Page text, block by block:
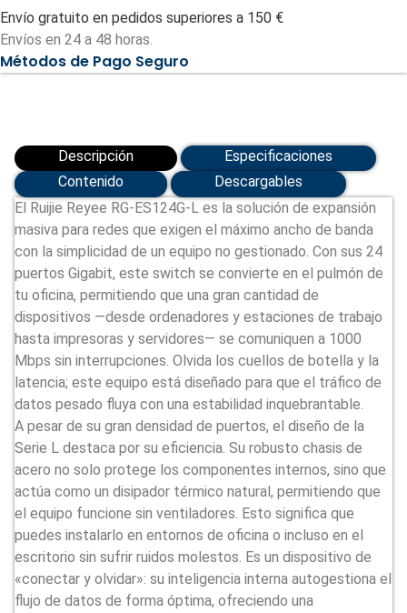
(RG-
ES124G-
L)
cantidad
Envío gratuito en pedidos superiores a 150 €
Envíos en 24 a 48 horas.
Métodos de Pago Seguro
Descripción
Especificaciones
Contenido
Descargables
El Ruijie Reyee RG-ES124G-L es la solución de expansión
masiva para redes que exigen el máximo ancho de banda
con la simplicidad de un equipo no gestionado. Con sus 24
puertos Gigabit, este switch se convierte en el pulmón de
tu oficina, permitiendo que una gran cantidad de
dispositivos —desde ordenadores y estaciones de trabajo
hasta impresoras y servidores— se comuniquen a 1000
Mbps sin interrupciones. Olvida los cuellos de botella y la
latencia; este equipo está diseñado para que el tráfico de
datos pesado fluya con una estabilidad inquebrantable.
A pesar de su gran densidad de puertos, el diseño de la
Serie L destaca por su eficiencia. Su robusto chasis de
acero no solo protege los componentes internos, sino que
actúa como un disipador térmico natural, permitiendo que
el equipo funcione sin ventiladores. Esto significa que
puedes instalarlo en entornos de oficina o incluso en el
escritorio sin sufrir ruidos molestos. Es un dispositivo de
«conectar y olvidar»: su inteligencia interna autogestiona el
flujo de datos de forma óptima, ofreciendo una